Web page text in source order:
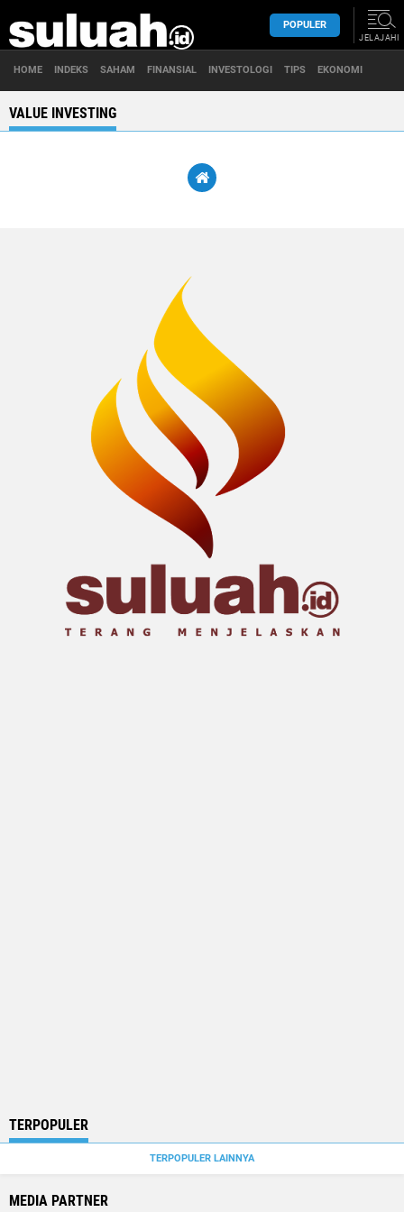
POPULER
JELAJAHI
HOME INDEKS SAHAM FINANSIAL INVESTOLOGI TIPS EKONOMI
VALUE INVESTING
TERPOPULER
TERPOPULER LAINNYA
MEDIA PARTNER